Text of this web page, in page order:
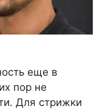
еще в
пор не
Для стрижки